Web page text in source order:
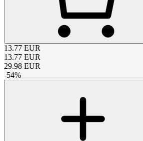
13.77 EUR
13.77 EUR
29.98 EUR
-54%